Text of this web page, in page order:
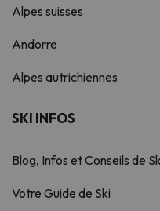
Alpes suisses
Andorre
Alpes autrichiennes
SKI INFOS
Blog, Infos et Conseils de
Votre Guide de Ski